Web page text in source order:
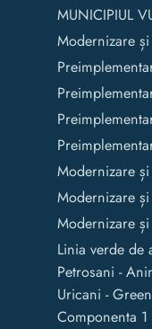
MUNICIPIUL
Modernizare
Modernizare
Modernizare
Modernizare
Linia verde de
Petrosani -
Uricani -
Componenta